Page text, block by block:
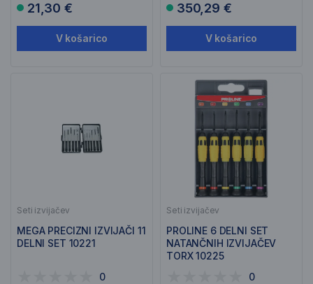
21,30 €
V košarico
350,29 €
V košarico
Seti izvijačev
MEGA PRECIZNI IZVIJAČI 11
DELNI SET 10221
0
Seti izvijačev
PROLINE 6 DELNI SET
NATANČNIH IZVIJAČEV
TORX 10225
0